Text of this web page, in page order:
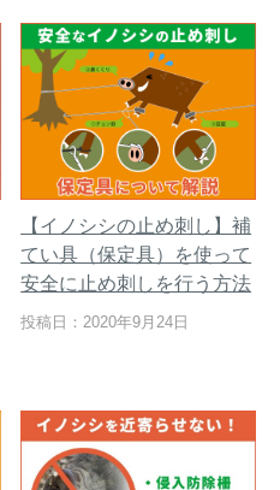
【イノシシの止め刺し】補
てい具（保定具）を使って
安全に止め刺しを行う方法
投稿日：2020年9月24日